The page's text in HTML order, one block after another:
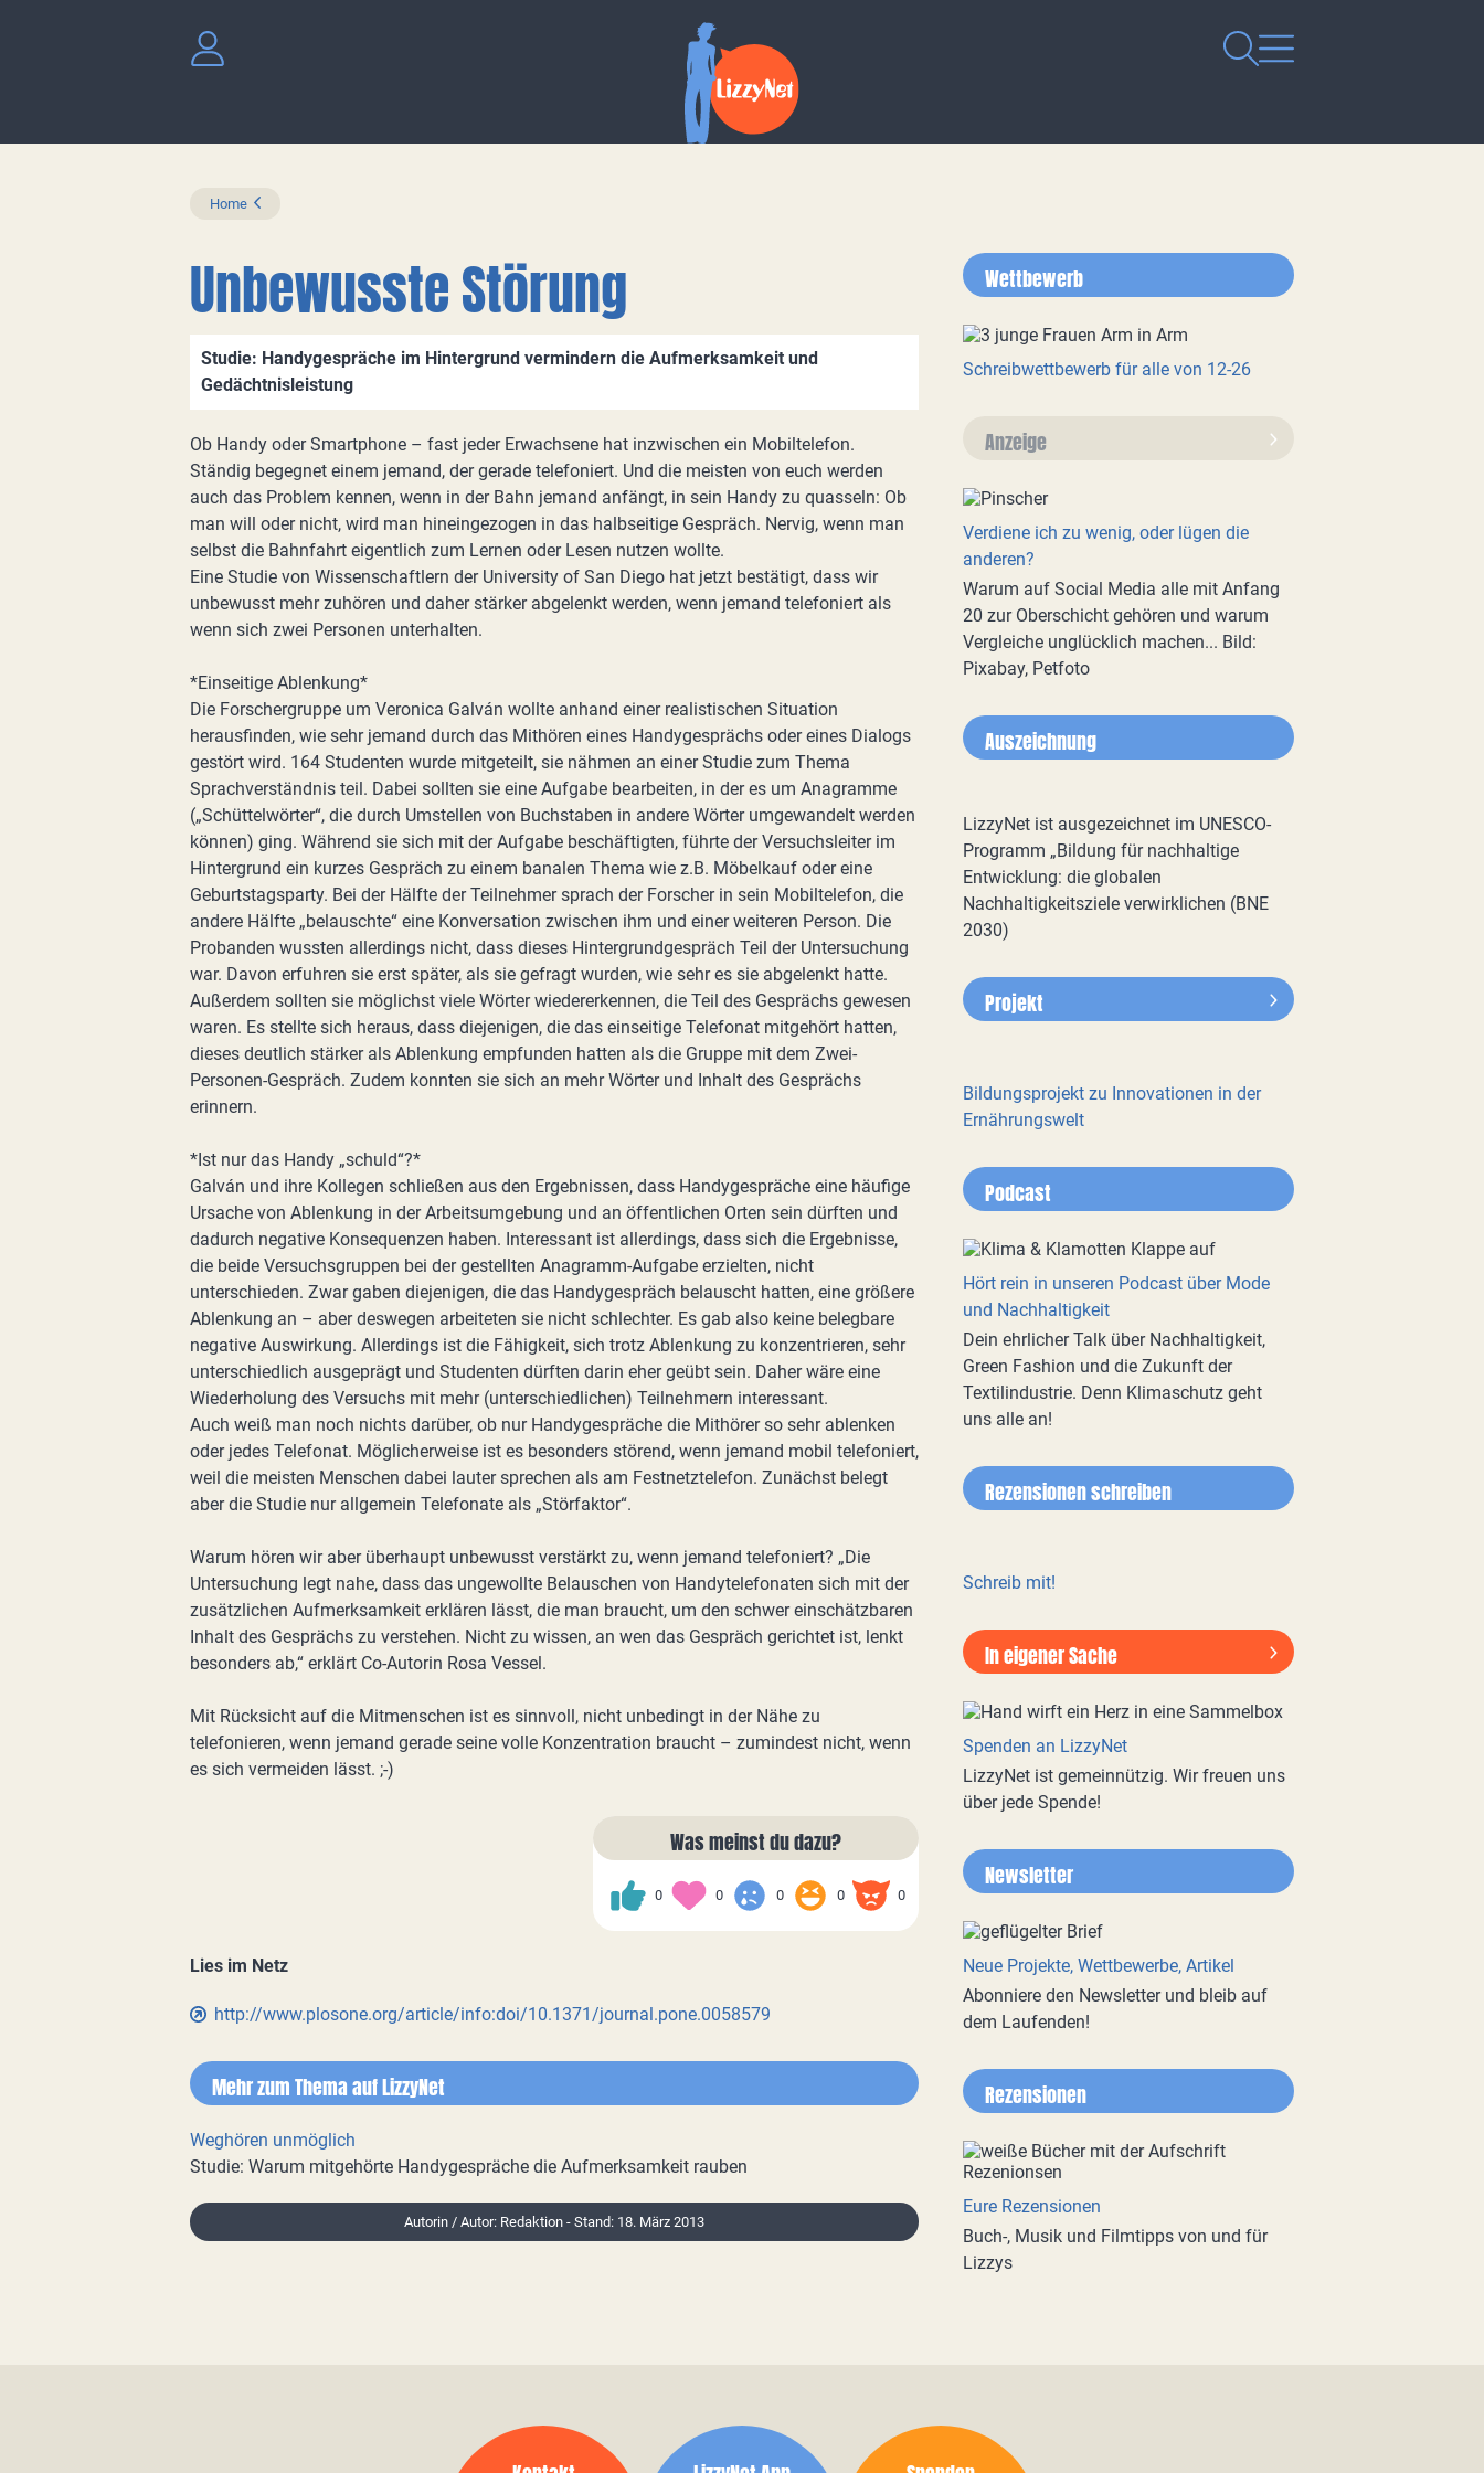
Home
Unbewusste Störung
Studie: Handygespräche im Hintergrund vermindern die Aufmerksamkeit und
Gedächtnisleistung
Ob Handy oder Smartphone – fast jeder Erwachsene hat inzwischen ein Mobiltelefon.
Ständig begegnet einem jemand, der gerade telefoniert. Und die meisten von euch werden
auch das Problem kennen, wenn in der Bahn jemand anfängt, in sein Handy zu quasseln: Ob
man will oder nicht, wird man hineingezogen in das halbseitige Gespräch. Nervig, wenn man
selbst die Bahnfahrt eigentlich zum Lernen oder Lesen nutzen wollte.
Eine Studie von Wissenschaftlern der University of San Diego hat jetzt bestätigt, dass wir
unbewusst mehr zuhören und daher stärker abgelenkt werden, wenn jemand telefoniert als
wenn sich zwei Personen unterhalten.
*Einseitige Ablenkung*
Die Forschergruppe um Veronica Galván wollte anhand einer realistischen Situation
herausfinden, wie sehr jemand durch das Mithören eines Handygesprächs oder eines Dialogs
gestört wird. 164 Studenten wurde mitgeteilt, sie nähmen an einer Studie zum Thema
Sprachverständnis teil. Dabei sollten sie eine Aufgabe bearbeiten, in der es um Anagramme
(„Schüttelwörter“, die durch Umstellen von Buchstaben in andere Wörter umgewandelt werden
können) ging. Während sie sich mit der Aufgabe beschäftigten, führte der Versuchsleiter im
Hintergrund ein kurzes Gespräch zu einem banalen Thema wie z.B. Möbelkauf oder eine
Geburtstagsparty. Bei der Hälfte der Teilnehmer sprach der Forscher in sein Mobiltelefon, die
andere Hälfte „belauschte“ eine Konversation zwischen ihm und einer weiteren Person. Die
Probanden wussten allerdings nicht, dass dieses Hintergrundgespräch Teil der Untersuchung
war. Davon erfuhren sie erst später, als sie gefragt wurden, wie sehr es sie abgelenkt hatte.
Außerdem sollten sie möglichst viele Wörter wiedererkennen, die Teil des Gesprächs gewesen
waren. Es stellte sich heraus, dass diejenigen, die das einseitige Telefonat mitgehört hatten,
dieses deutlich stärker als Ablenkung empfunden hatten als die Gruppe mit dem Zwei-
Personen-Gespräch. Zudem konnten sie sich an mehr Wörter und Inhalt des Gesprächs
erinnern.
*Ist nur das Handy „schuld“?*
Galván und ihre Kollegen schließen aus den Ergebnissen, dass Handygespräche eine häufige
Ursache von Ablenkung in der Arbeitsumgebung und an öffentlichen Orten sein dürften und
dadurch negative Konsequenzen haben. Interessant ist allerdings, dass sich die Ergebnisse,
die beide Versuchsgruppen bei der gestellten Anagramm-Aufgabe erzielten, nicht
unterschieden. Zwar gaben diejenigen, die das Handygespräch belauscht hatten, eine größere
Ablenkung an – aber deswegen arbeiteten sie nicht schlechter. Es gab also keine belegbare
negative Auswirkung. Allerdings ist die Fähigkeit, sich trotz Ablenkung zu konzentrieren, sehr
unterschiedlich ausgeprägt und Studenten dürften darin eher geübt sein. Daher wäre eine
Wiederholung des Versuchs mit mehr (unterschiedlichen) Teilnehmern interessant.
Auch weiß man noch nichts darüber, ob nur Handygespräche die Mithörer so sehr ablenken
oder jedes Telefonat. Möglicherweise ist es besonders störend, wenn jemand mobil telefoniert,
weil die meisten Menschen dabei lauter sprechen als am Festnetztelefon. Zunächst belegt
aber die Studie nur allgemein Telefonate als „Störfaktor“.
Warum hören wir aber überhaupt unbewusst verstärkt zu, wenn jemand telefoniert? „Die
Untersuchung legt nahe, dass das ungewollte Belauschen von Handytelefonaten sich mit der
zusätzlichen Aufmerksamkeit erklären lässt, die man braucht, um den schwer einschätzbaren
Inhalt des Gesprächs zu verstehen. Nicht zu wissen, an wen das Gespräch gerichtet ist, lenkt
besonders ab,“ erklärt Co-Autorin Rosa Vessel.
Mit Rücksicht auf die Mitmenschen ist es sinnvoll, nicht unbedingt in der Nähe zu
telefonieren, wenn jemand gerade seine volle Konzentration braucht – zumindest nicht, wenn
es sich vermeiden lässt. ;-)
Was meinst du dazu?
0 0 0 0 0
Lies im Netz
http://www.plosone.org/article/info:doi/10.1371/journal.pone.0058579
Mehr zum Thema auf LizzyNet
Weghören unmöglich
Studie: Warum mitgehörte Handygespräche die Aufmerksamkeit rauben
Autorin / Autor: Redaktion - Stand: 18. März 2013
Wettbewerb
Schreibwettbewerb für alle von 12-26
Anzeige
Verdiene ich zu wenig, oder lügen die
anderen?
Warum auf Social Media alle mit Anfang
20 zur Oberschicht gehören und warum
Vergleiche unglücklich machen... Bild:
Pixabay, Petfoto
Auszeichnung
LizzyNet ist ausgezeichnet im UNESCO-
Programm „Bildung für nachhaltige
Entwicklung: die globalen
Nachhaltigkeitsziele verwirklichen (BNE
2030)
Projekt
Bildungsprojekt zu Innovationen in der
Ernährungswelt
Podcast
Hört rein in unseren Podcast über Mode
und Nachhaltigkeit
Dein ehrlicher Talk über Nachhaltigkeit,
Green Fashion und die Zukunft der
Textilindustrie. Denn Klimaschutz geht
uns alle an!
Rezensionen schreiben
Schreib mit!
In eigener Sache
Spenden an LizzyNet
LizzyNet ist gemeinnützig. Wir freuen uns
über jede Spende!
Newsletter
Neue Projekte, Wettbewerbe, Artikel
Abonniere den Newsletter und bleib auf
dem Laufenden!
Rezensionen
Eure Rezensionen
Buch-, Musik und Filmtipps von und für
Lizzys